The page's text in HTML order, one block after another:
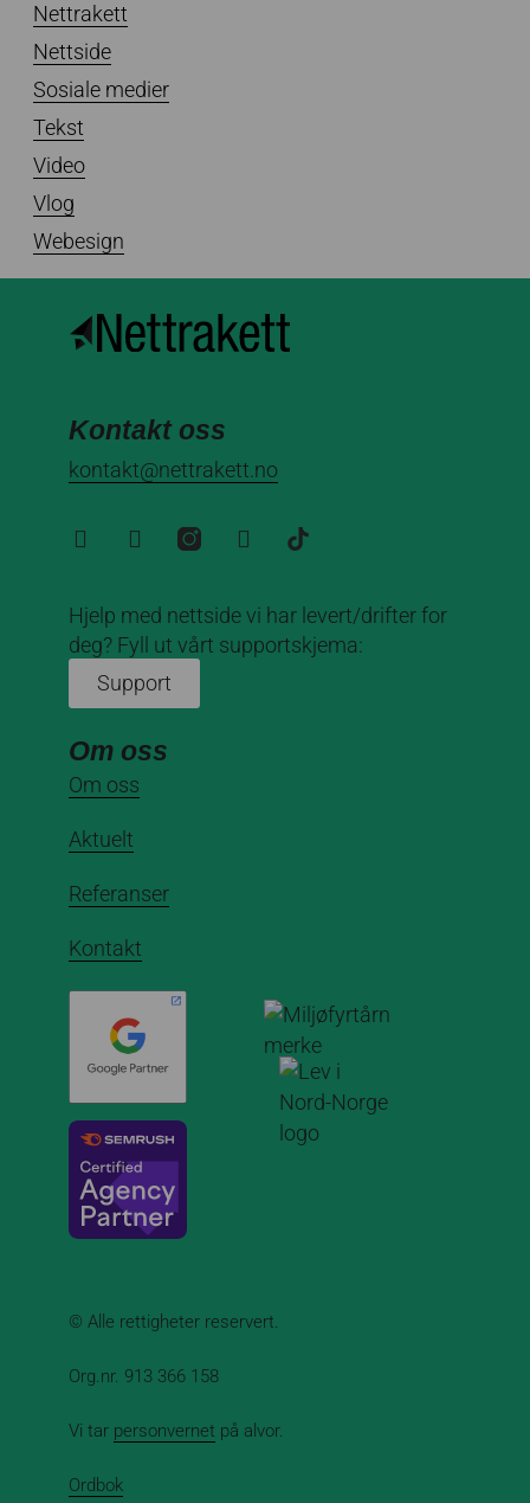
Nettrakett
Nettside
Sosiale medier
Tekst
Video
Vlog
Webesign
Kontakt oss
kontakt@nettrakett.no
Hjelp med nettside vi har levert/drifter for
deg? Fyll ut vårt supportskjema:
Support
Om oss
Om oss
Aktuelt
Referanser
Kontakt
© Alle rettigheter reservert.
Org.nr. 913 366 158
Vi tar personvernet på alvor.
Ordbok